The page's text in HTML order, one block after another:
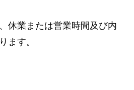
休業または営業時間及び内
ます。